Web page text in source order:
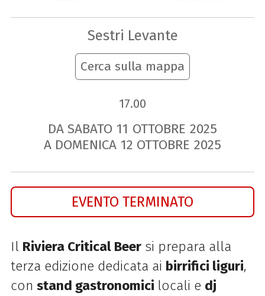
Sestri Levante
Cerca sulla mappa
17.00
DA SABATO 11 OTTOBRE 2025
A DOMENICA 12 OTTOBRE 2025
EVENTO TERMINATO
Il Riviera Critical Beer si prepara alla
terza edizione dedicata ai birrifici liguri,
con stand gastronomici locali e dj